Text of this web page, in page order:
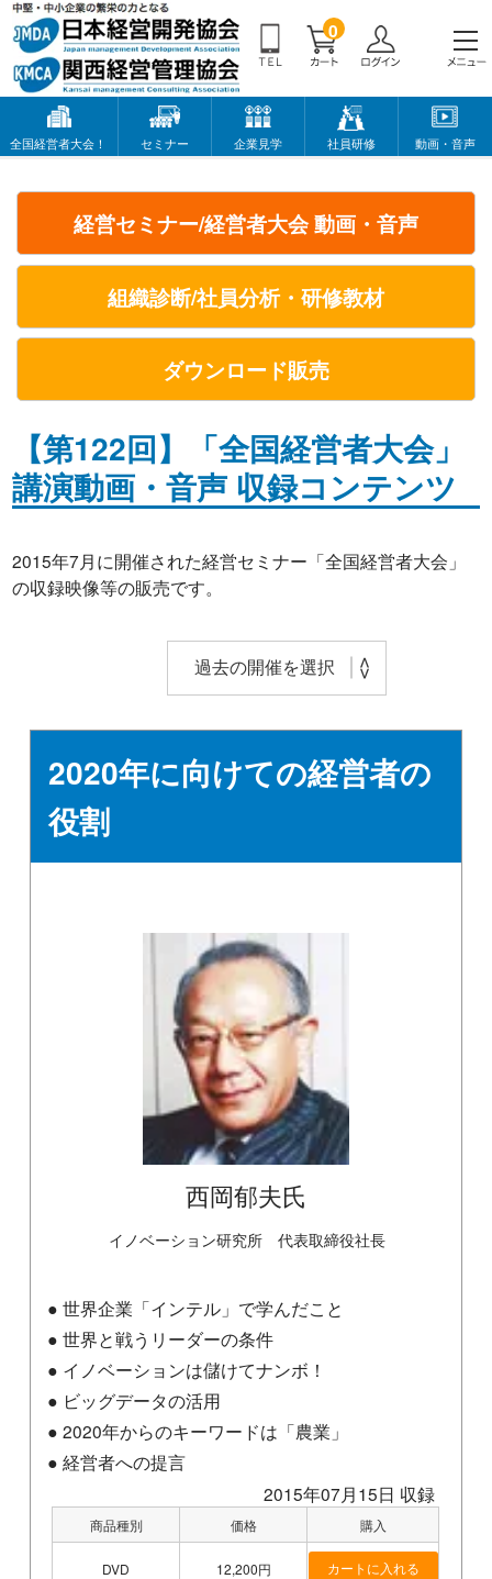
0
全国経営者大会！ セミナー 企業見学 社員研修 動画・音声
経営セミナー/経営者大会 動画・音声
組織診断/社員分析・研修教材
ダウンロード販売
【第122回】「全国経営者大会」
講演動画・音声 収録コンテンツ
2015年7月に開催された経営セミナー「全国経営者大会」
の収録映像等の販売です。
2020年に向けての経営者の
役割
西岡郁夫氏
イノベーション研究所 代表取締役社長
● 世界企業「インテル」で学んだこと
● 世界と戦うリーダーの条件
● イノベーションは儲けてナンボ！
● ビッグデータの活用
● 2020年からのキーワードは「農業」
● 経営者への提言
2015年07月15日 収録
商品種別 価格 購入
DVD 12,200円